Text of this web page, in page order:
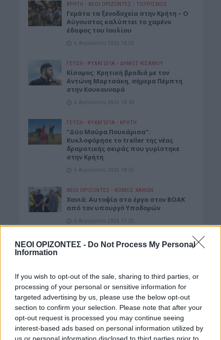
ΝΕΟΙ ΟΡΙΖΟΝΤΕΣ - Do Not Process My Personal
Information
If you wish to opt-out of the sale, sharing to third parties, or
processing of your personal or sensitive information for
targeted advertising by us, please use the below opt-out
section to confirm your selection. Please note that after your
opt-out request is processed you may continue seeing
interest-based ads based on personal information utilized by
ΚΡΗΤΗ • ΝΕΟΙ ΟΡΙΖΟΝΤΕΣ • ΤΟΥΡΙΣΜΟΣ
Γεμάτα τα ξενοδοχεία στην Κρήτη – Ο
Αύγουστος καλύπτει το χαμένο
έδαφος του Ιουλίου
6 Αυγούστου 2026 18:55
ΓΕΎΣΗ - ΨΥΧΑΓΩΓΊΑ • ΔΉΜΟΣ ΚΙΣΆΜΟΥ
Kίσαμος: Κρητική βραδιά με τον
Αντώνη Μαρτσάκη, σήμερα Πέμπτη
στην Κουκουναρά
6 Αυγούστου 2026 18:43
ΓΕΎΣΗ - ΨΥΧΑΓΩΓΊΑ • ΚΡΗΤΗ
“Δύο Μαύρα Πουκάμισα”:
Κυκλοφόρησε το trailer της νέας
δραματικής σειράς που γυρίστηκε
στην Κρήτη
6 Αυγούστου 2026 18:35
ΝΕΟΙ ΟΡΙΖΟΝΤΕΣ • ΝΟΜΌΣ ΧΑΝΊΩΝ
Χανιά: Αυτοψία στα έργα στον ΒΟΑΚ
από τον υπουργό Υποδομών
6 Αυγούστου 2026 17:25
ΕΛΛΑΔΑ
Νέα ταυτότητα: Ποιους φορείς
6 Αυγούστου 2026 17:20
ΕΝΔΙΑΦΕΡΟΝΤΑ
Αυτά είναι τα δέντρα που βοηθούν
στην προστασία των σπιτιών μας
από τις φωτιές